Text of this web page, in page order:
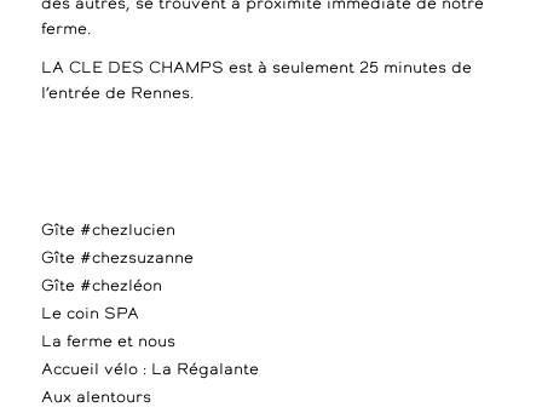
des autres, se trouvent à proximité immédiate de notre
ferme.
LA CLE DES CHAMPS est à seulement 25 minutes de
l’entrée de Rennes.
Gîte #chezlucien
Gîte #chezsuzanne
Gîte #chezléon
Le coin SPA
La ferme et nous
Accueil vélo : La Régalante
Aux alentours